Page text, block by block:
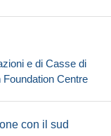
e di Casse di
Centre